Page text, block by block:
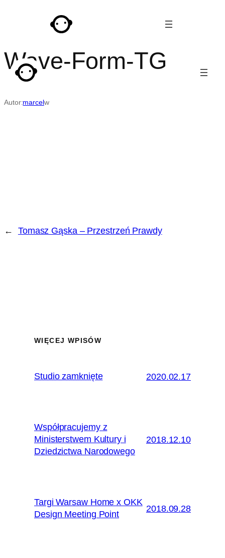
Wave-Form-TG
Autor:marcelw
← Tomasz Gąska – Przestrzeń Prawdy
WIĘCEJ WPISÓW
Studio zamknięte 2020.02.17
Współpracujemy z
Ministerstwem Kultury i
Dziedzictwa Narodowego
2018.12.10
Targi Warsaw Home x OKK
Design Meeting Point
2018.09.28